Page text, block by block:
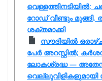
വെള്ളത്തിനടിയിൽ;
റോഡ് വീണ്ടും മുങ്ങി,
ശക്തമാക്കി
സൗദിയിൽ
പേർ അറസ്റ്റിൽ;
ലോകശ്രദ്ധ —